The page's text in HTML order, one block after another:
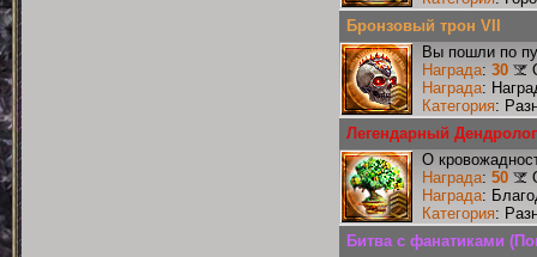
Бронзовый трон VII
Вы пошли по
Награда: 30
Награда:
Категория:
Легендарный Дендролог
О
Награда: 50
Награда:
Категория:
Битва с фанатиками